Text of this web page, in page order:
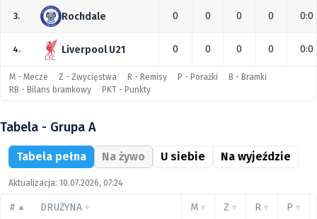
3. Rochdale 0 0 0 0 0:0
4. Liverpool U21 0 0 0 0 0:0
M - Mecze Z - Zwycięstwa R - Remisy P - Porażki
B - Bramki
RB - Bilans bramkowy
PKT - Punkty
Tabela - Grupa A
Tabela pełna Na żywo U siebie Na wyjeździe
Aktualizacja: 10.07.2026, 07:24
# DRUŻYNA M Z R P